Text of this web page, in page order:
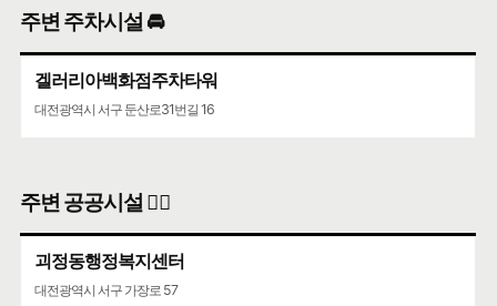
주변 주차시설 🚘
겔러리아백화점주차타워
대전광역시 서구 둔산로31번길 16
주변 공공시설 👨‍✈️
괴정동행정복지센터
대전광역시 서구 가장로 57